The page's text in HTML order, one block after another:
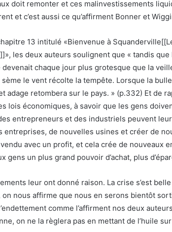
doit remonter et ces malinvestissements
et c’est aussi ce qu’affirment Bonner et
13 intitulé «Bienvenue à
les deux auteurs soulignent que « tandis
devenait chaque jour plus grotesque que la
sème le vent récolte la tempête. Lorsque la
adage retombera sur le pays. » (p.332) Et de
lois économiques, à savoir que les gens
des entrepreneurs et des industriels peuvent
entreprises, de nouvelles usines et créer de
avec un profit, et cela crée de nouveaux
gens un plus grand pouvoir d’achat, plus
leur ont donné raison. La crise s’est
on nous affirme que nous en serons bientôt
comme l’affirment nos deux
on ne la règlera pas en mettant de l’huile